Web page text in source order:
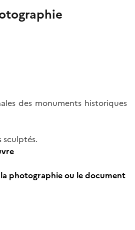
des monuments historiques
sculptés.
photographie ou le document